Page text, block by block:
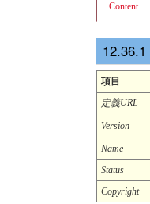
Content
項目
定義URL
Version
Name
Status
Copyright